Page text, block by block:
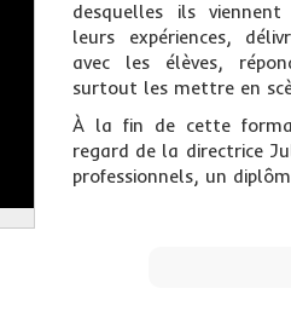
desquelles ils
leurs expériences,
avec les élèves,
surtout les mettre en
À la fin de cette
regard de la directrice
professionnels, un